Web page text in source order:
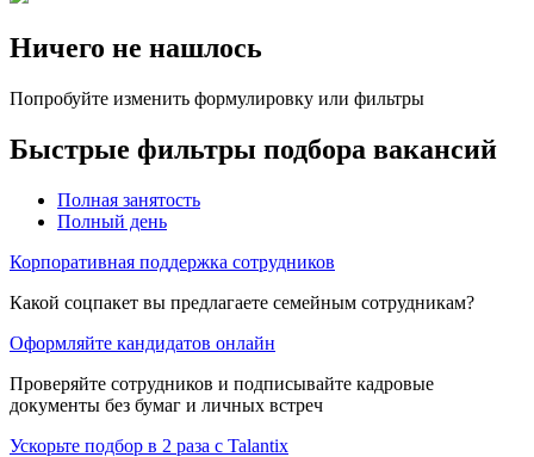
Ничего не нашлось
Попробуйте изменить формулировку или фильтры
Быстрые фильтры подбора вакансий
Полная занятость
Полный день
Корпоративная поддержка сотрудников
Какой соцпакет вы предлагаете семейным сотрудникам?
Оформляйте кандидатов онлайн
Проверяйте сотрудников и подписывайте кадровые
документы без бумаг и личных встреч
Ускорьте подбор в 2 раза с Talantix